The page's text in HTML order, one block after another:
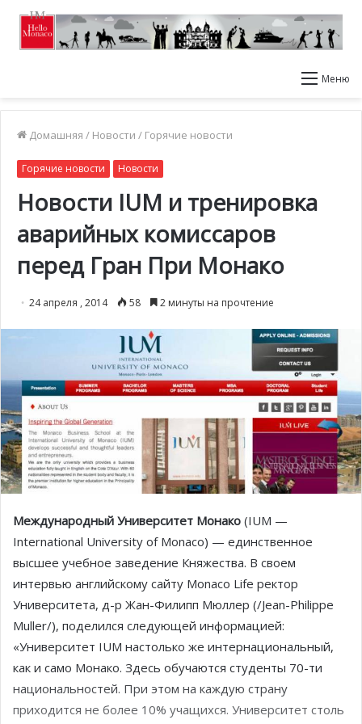
Меню
Домашняя / Новости / Горячие новости
Горячие новости Новости
Новости IUM и тренировка
аварийных комиссаров
перед Гран При Монако
24 апреля , 2014 58 2 минуты на прочтение
Международный Университет Монако (IUM —
International University of Monaco) — единственное
высшее учебное заведение Княжества. В своем
интервью английскому сайту Monaco Life ректор
Университета, д-р Жан-Филипп Мюллер (/Jean-Philippe
Muller/), поделился следующей информацией:
«Университет IUM настолько же интернациональный,
как и само Монако. Здесь обучаются студенты 70-ти
национальностей. При этом на каждую страну
приходится не более 10% учащихся. Университет столь